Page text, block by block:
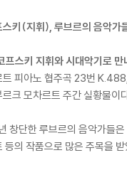
스키(지휘), 루브르의 음악
스키 지휘와 시대악기로 만
피아노 협주곡 23번
르크 모차르트 주간 실황물이
창단한 루브르의 음악가들은
등의 작품으로 많은 주목을